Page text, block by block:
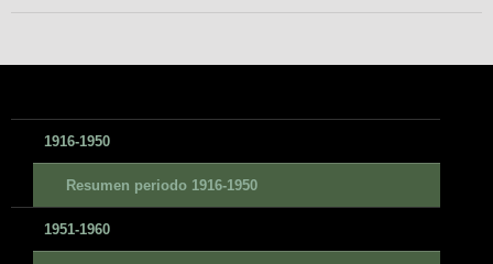
1916-1950
Resumen periodo 1916-1950
1951-1960